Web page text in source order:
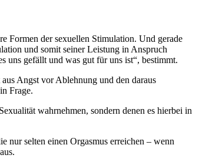
Formen der sexuellen Stimulation. Und gerade
und somit seiner Leistung in Anspruch
uns gefällt und was gut für uns ist“, bestimmt.
Angst vor Ablehnung und den daraus
Frage.
wahrnehmen, sondern denen es hierbei in
nur selten einen Orgasmus erreichen – wenn